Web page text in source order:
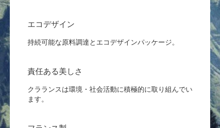
エコデザイン
持続可能な原料調達とエコデザインパッケージ。
責任ある美しさ
クラランスは環境・社会活動に積極的に取り組んでい
ます。